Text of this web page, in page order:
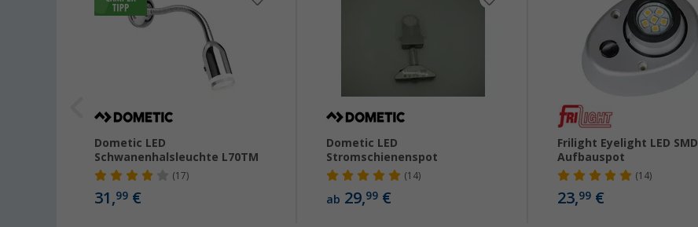
Dometic LED
Schwanenhalsleuchte L70TM
(17)
31,99 €
Dometic LED
Stromschienenspot
(14)
ab 29,99€
Frilight Eyelight LED SMD
Aufbauspot
(14)
23,99 €